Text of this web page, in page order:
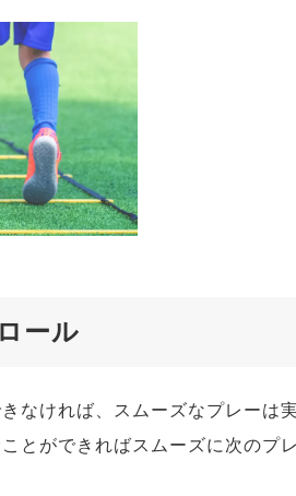
ール
なければ、スムーズなプレーは
とができればスムーズに次のプ